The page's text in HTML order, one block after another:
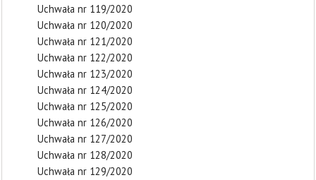
Uchwała nr 119/2020
Uchwała nr 120/2020
Uchwała nr 121/2020
Uchwała nr 122/2020
Uchwała nr 123/2020
Uchwała nr 124/2020
Uchwała nr 125/2020
Uchwała nr 126/2020
Uchwała nr 127/2020
Uchwała nr 128/2020
Uchwała nr 129/2020